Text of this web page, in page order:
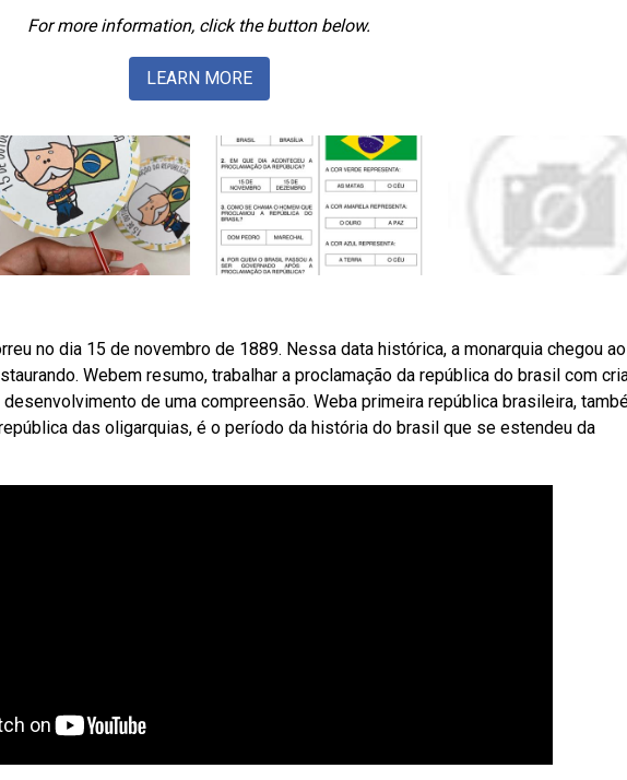
For more information, click the button below.
LEARN MORE
no dia 15 de novembro de 1889. Nessa data histórica, a monarquia chegou
Webem resumo, trabalhar a proclamação da república do brasil com
de uma compreensão. Weba primeira república brasileira,
das oligarquias, é o período da história do brasil que se estendeu da